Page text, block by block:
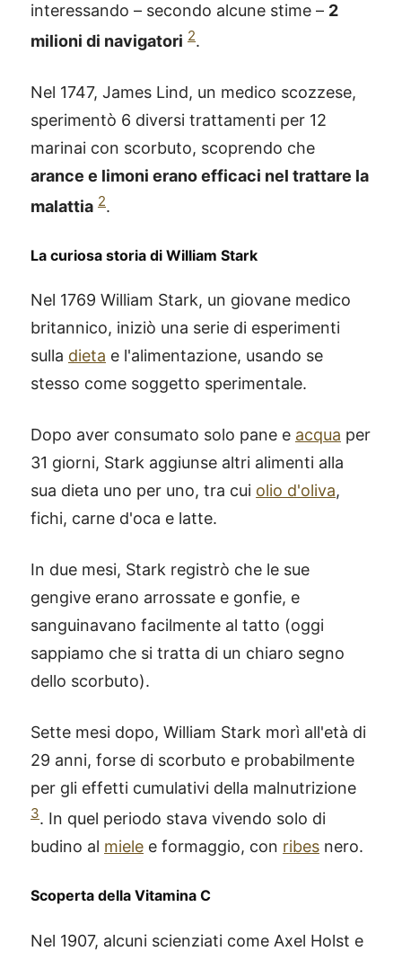
interessando – secondo alcune stime – 2
milioni di navigatori 2.
Nel 1747, James Lind, un medico scozzese,
sperimentò 6 diversi trattamenti per 12
marinai con scorbuto, scoprendo che
arance e limoni erano efficaci nel trattare la
malattia 2.
La curiosa storia di William Stark
Nel 1769 William Stark, un giovane medico
britannico, iniziò una serie di esperimenti
sulla dieta e l'alimentazione, usando se
stesso come soggetto sperimentale.
Dopo aver consumato solo pane e acqua per
31 giorni, Stark aggiunse altri alimenti alla
sua dieta uno per uno, tra cui olio d'oliva,
fichi, carne d'oca e latte.
In due mesi, Stark registrò che le sue
gengive erano arrossate e gonfie, e
sanguinavano facilmente al tatto (oggi
sappiamo che si tratta di un chiaro segno
dello scorbuto).
Sette mesi dopo, William Stark morì all'età di
29 anni, forse di scorbuto e probabilmente
per gli effetti cumulativi della malnutrizione
3. In quel periodo stava vivendo solo di
budino al miele e formaggio, con ribes nero.
Scoperta della Vitamina C
Nel 1907, alcuni scienziati come Axel Holst e